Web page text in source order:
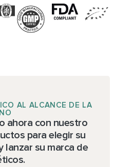
AL ALCANCE DE LA
ahora con nuestro
para elegir su
lanzar su marca de